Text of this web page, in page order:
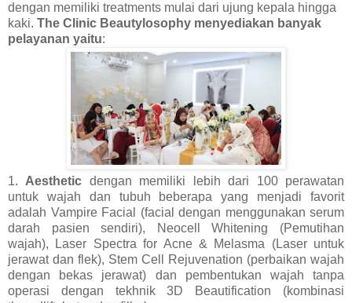
dengan memiliki treatments mulai dari ujung kepala hingga
kaki. The Clinic Beautylosophy menyediakan banyak
pelayanan yaitu:
1. Aesthetic dengan memiliki lebih dari 100 perawatan
untuk wajah dan tubuh beberapa yang menjadi favorit
adalah Vampire Facial (facial dengan menggunakan serum
darah pasien sendiri), Neocell Whitening (Pemutihan
wajah), Laser Spectra for Acne & Melasma (Laser untuk
jerawat dan flek), Stem Cell Rejuvenation (perbaikan wajah
dengan bekas jerawat) dan pembentukan wajah tanpa
operasi dengan tekhnik 3D Beautification (kombinasi